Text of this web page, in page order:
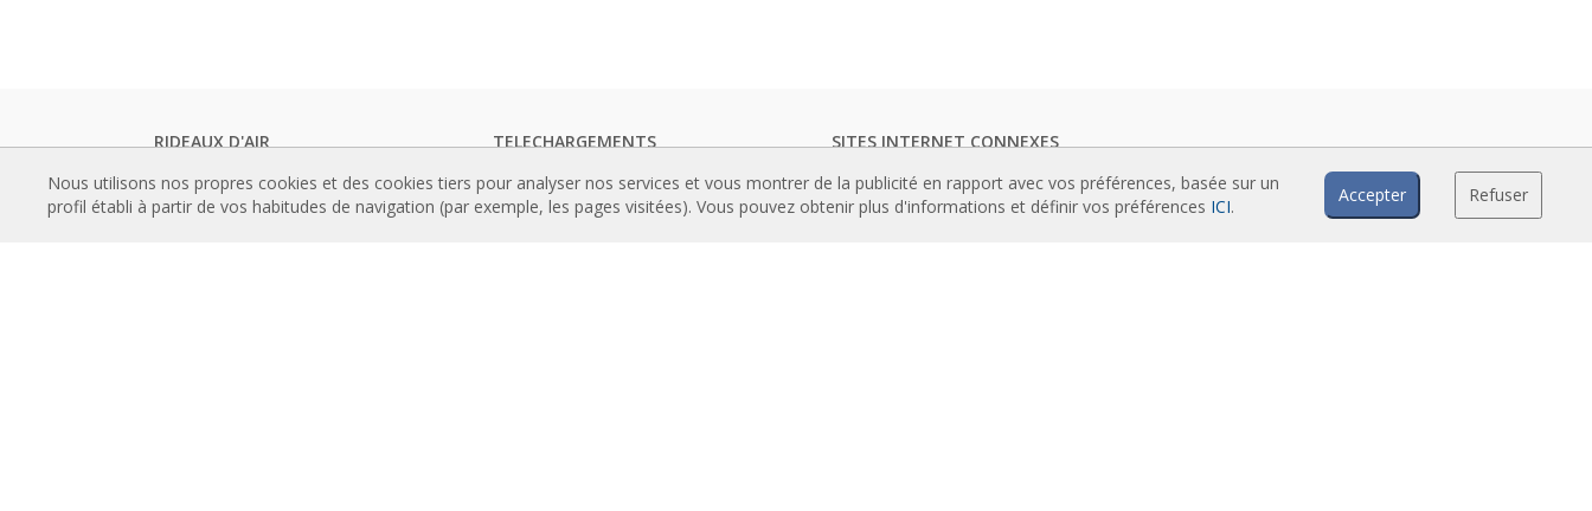
RIDEAUX D'AIR
Rideaux d'air standards
Rideaux d'air encastré
Rideaux d'air designs, sur mesure et
TELECHARGEMENTS
Catalogues de rideaux d'air
Documentation technique
Certificats de qualité
SITES INTERNET CONNEXES
Rideaux d’air
Actuadores
Cortinas de aire
Nous utilisons nos propres cookies et des cookies tiers pour analyser nos services et vous montrer de la publicité en rapport avec vos préférences, basée sur un
profil établi à partir de vos habitudes de navigation (par exemple, les pages visitées). Vous pouvez obtenir plus d'informations et définir vos préférences ICI.
Accepter Refuser